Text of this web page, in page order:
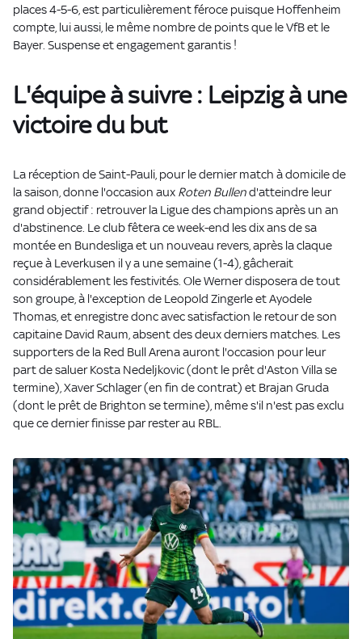
places 4-5-6, est particulièrement féroce puisque Hoffenheim
compte, lui aussi, le même nombre de points que le VfB et le
Bayer. Suspense et engagement garantis !
L'équipe à suivre : Leipzig à une
victoire du but
La réception de Saint-Pauli, pour le dernier match à domicile de
la saison, donne l'occasion aux Roten Bullend'atteindre leur
grand objectif : retrouver la Ligue des champions après un an
d'abstinence. Le club fêtera ce week-end les dix ans de sa
montée en Bundesliga et un nouveau revers, après la claque
reçue à Leverkusen il y a une semaine (1-4), gâcherait
considérablement les festivités. Ole Werner disposera de tout
son groupe, à l'exception de Leopold Zingerle et Ayodele
Thomas, et enregistre donc avec satisfaction le retour de son
capitaine David Raum, absent des deux derniers matches. Les
supporters de la Red Bull Arena auront l'occasion pour leur
part de saluer Kosta Nedeljkovic (dont le prêt d'Aston Villa se
termine), Xaver Schlager (en fin de contrat) et Brajan Gruda
(dont le prêt de Brighton se termine), même s'il n'est pas exclu
que ce dernier finisse par rester au RBL.